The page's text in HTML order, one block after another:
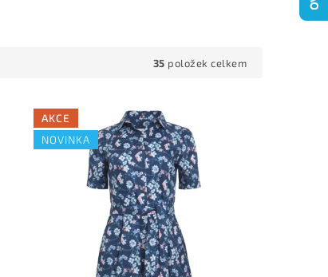
35 položek celkem
AKCE
NOVINKA